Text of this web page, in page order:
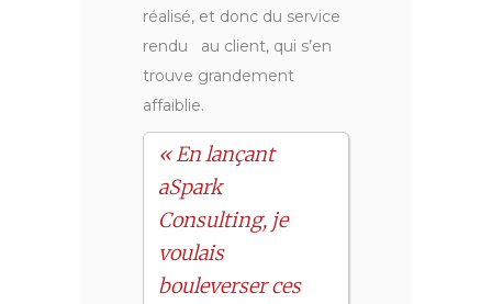
réalisé, et donc du service
rendu au client, qui s’en
trouve grandement
affaiblie.
« En lançant
aSpark
Consulting, je
voulais
bouleverser ces